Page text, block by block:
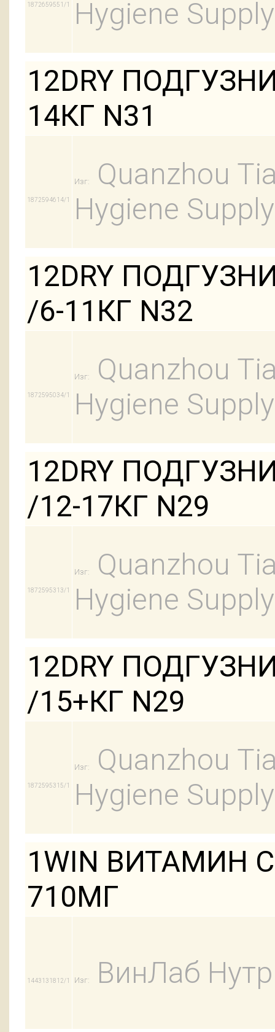
1872659551/1
Hygiene
12DRY
14КГ N31
1872594614/1
Изг:
Quanzhou
Hygiene
12DRY
/6-11КГ N32
1872595034/1
Изг:
Quanzhou
Hygiene
12DRY
/12-17КГ N29
1872595313/1
Изг:
Quanzhou
Hygiene
12DRY
/15+КГ N29
1872595315/1
Изг:
Quanzhou
Hygiene
1WIN ВИТАМИН
710МГ
1443131812/1 Изг: ВинЛаб